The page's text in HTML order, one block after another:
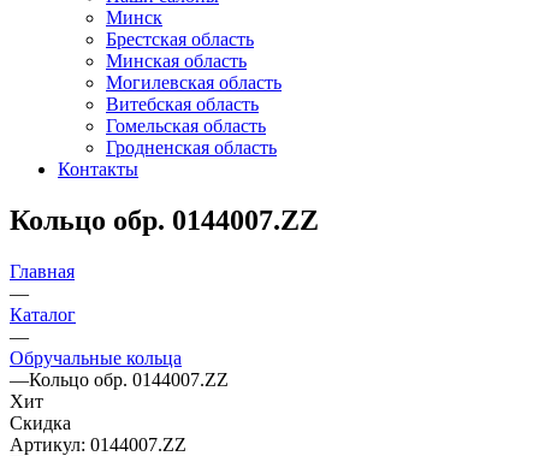
Минск
Брестская область
Минская область
Могилевская область
Витебская область
Гомельская область
Гродненская область
Контакты
Кольцо обр. 0144007.ZZ
Главная
—
Каталог
—
Обручальные кольца
—Кольцо обр. 0144007.ZZ
Хит
Скидка
Артикул: 0144007.ZZ